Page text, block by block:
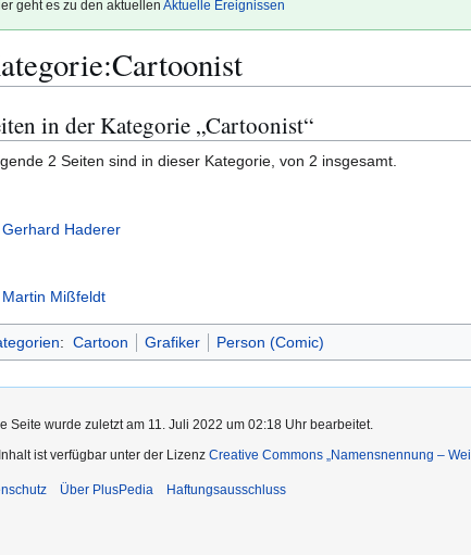
geht es zu den aktuellenAktuelle Ereignissen
:Cartoonist
in der Kategorie „Cartoonist“
2 Seiten sind in dieser Kategorie, von 2 insgesamt.
Gerhard Haderer
Martin Mißfeldt
: Cartoon Grafiker Person (Comic)
Seite wurde zuletzt am 11. Juli 2022 um 02:18 Uhr bearbeitet.
ist verfügbar unter der Lizenz Creative Commons „Namensnennung –
Über PlusPedia Haftungsausschluss